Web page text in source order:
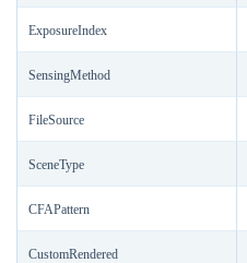
ExposureIndex
SensingMethod
FileSource
SceneType
CFAPattern
CustomRendered